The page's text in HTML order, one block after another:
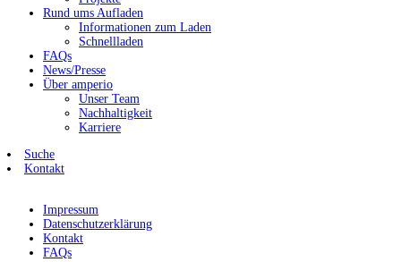
Rund ums Aufladen
Informationen zum Laden
Schnellladen
FAQs
News/Presse
Über amperio
Unser Team
Nachhaltigkeit
Karriere
Suche
Kontakt
Impressum
Datenschutzerklärung
Kontakt
FAQs